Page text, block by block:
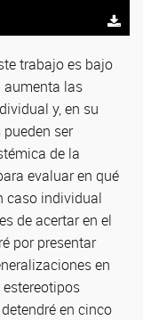
trabajo es bajo
aumenta las
y, en su
ser
de la
evaluar en qué
caso individual
de acertar en el
por presentar
en
en cinco